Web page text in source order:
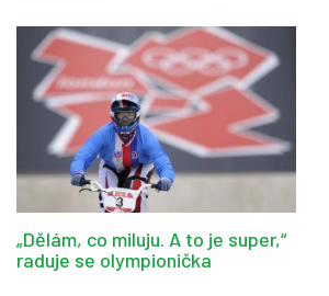
„Dělám, co miluju. A to je super,“
raduje se olympionička